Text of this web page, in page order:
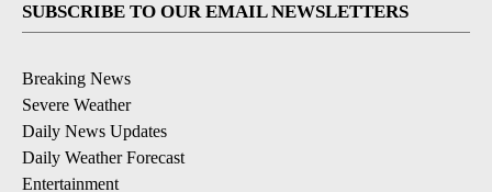
SUBSCRIBE TO OUR EMAIL NEWSLETTERS
Breaking News
Severe Weather
Daily News Updates
Daily Weather Forecast
Entertainment